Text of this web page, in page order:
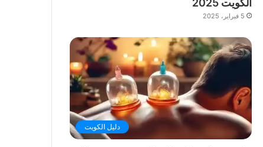
الكويت 2025
5 فبراير، 2025
دليل الكويت